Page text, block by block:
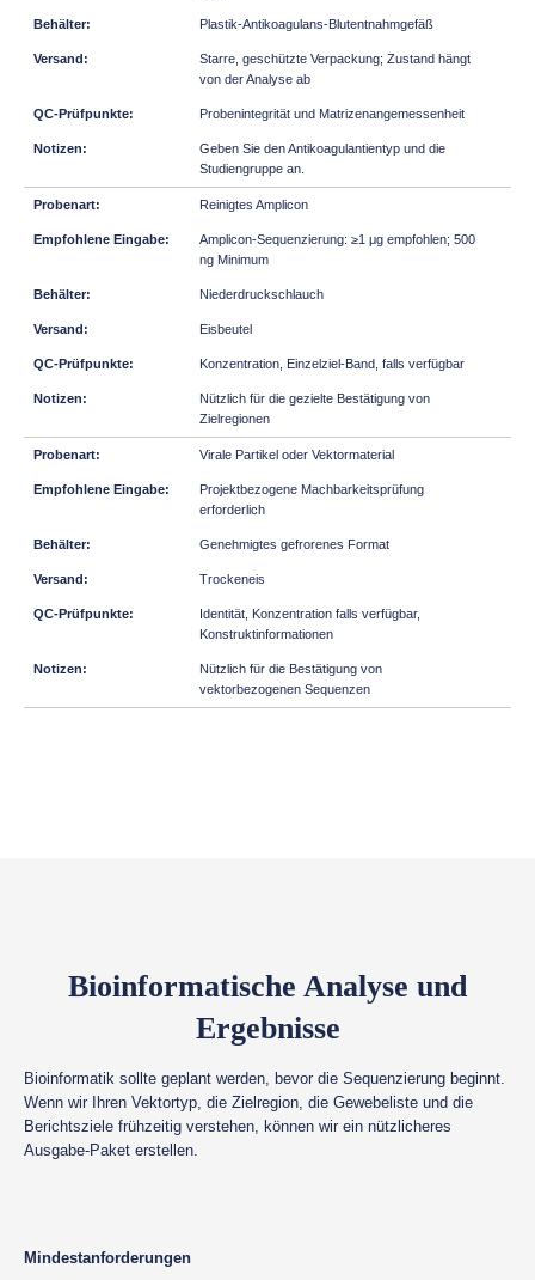
Plastik-Antikoagulans-Blutentnahmgefäß
Starre, geschützte Verpackung; Zustand hängt
von der Analyse ab
Probenintegrität und Matrizenangemessenheit
Geben Sie den Antikoagulantientyp und die
Studiengruppe an.
Reinigtes Amplicon
Amplicon-Sequenzierung: ≥1 μg empfohlen; 500
ng Minimum
Niederdruckschlauch
Eisbeutel
Konzentration, Einzelziel-Band, falls verfügbar
Nützlich für die gezielte Bestätigung von
Zielregionen
Virale Partikel oder Vektormaterial
Projektbezogene Machbarkeitsprüfung
erforderlich
Genehmigtes gefrorenes Format
Trockeneis
Identität, Konzentration falls verfügbar,
Konstruktinformationen
Nützlich für die Bestätigung von
vektorbezogenen Sequenzen
Bioinformatische Analyse und
Ergebnisse
Bioinformatik sollte geplant werden, bevor die Sequenzierung beginnt.
Wenn wir Ihren Vektortyp, die Zielregion, die Gewebeliste und die
Berichtsziele frühzeitig verstehen, können wir ein nützlicheres
Ausgabe-Paket erstellen.
Mindestanforderungen